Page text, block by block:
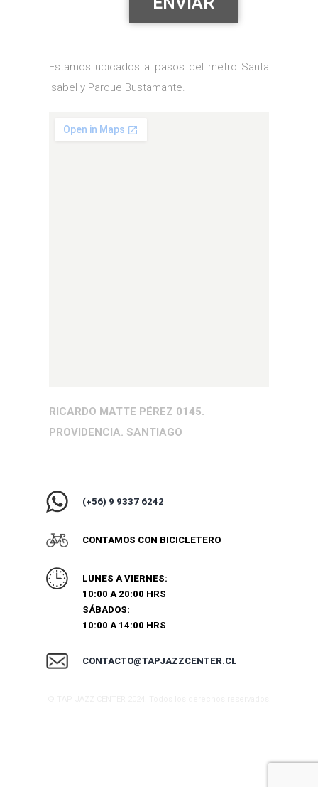
Estamos ubicados a pasos del metro Santa
Isabel y Parque Bustamante.
RICARDO MATTE PÉREZ 0145.
PROVIDENCIA. SANTIAGO
(+56) 9 9337 6242
CONTAMOS CON BICICLETERO
LUNES A VIERNES:
10:00 A 20:00 HRS
SÁBADOS:
10:00 A 14:00 HRS
CONTACTO@TAPJAZZCENTER.CL